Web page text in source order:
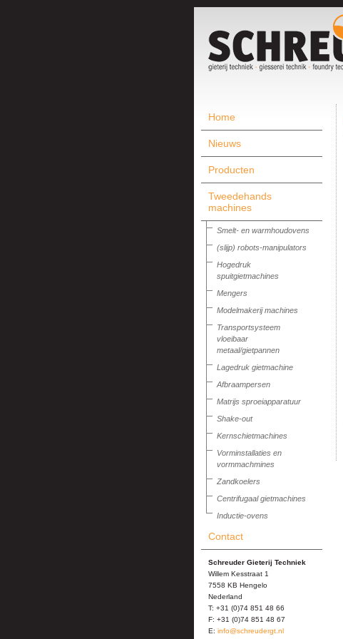
Home
Nieuws
Producten
Tweedehands
machines
Smelt- en warmhoudovens
(slijp) robots-manipulators
Hogedruk
spuitgietmachines
Mengers
Modelmakerij machines
Transportsysteem
vloeibaar
metaal/gietpannen
Lagedruk gietmachine
Afbraampersen
Matrijs sproeiapparatuur
Shake-out
Kernschietmachines
Vorminstallaties en
vormmachmines
Zandkoelers
Centrifugaal gietmachines
Inductie-ovens
Contact
Schreuder Gieterij Techniek
Willem Kesstraat 1
7558 KB Hengelo
Nederland
T: +31 (0)74 851 48 66
F: +31 (0)74 851 48 67
E: info@schreudergt.nl